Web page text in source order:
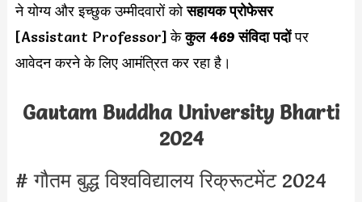
ने योग्य और इच्छुक उम्मीदवारों कोसहायक प्रोफेसर
[Assistant Professor] केकुल 469 संविदा पदोंपर
आवेदन करने के लिए आमंत्रित कर रहा है।
Gautam Buddha University Bharti
2024
# गौतम बुद्ध विश्वविद्यालय रिक्रूटमेंट 2024